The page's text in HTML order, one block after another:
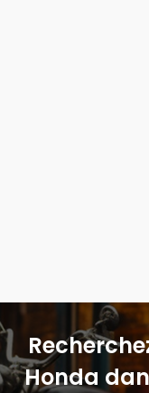
Honda